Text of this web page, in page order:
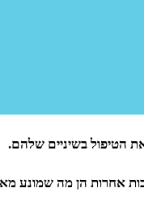
הטיפול בשיניים שלהם.
אחרות הן מה שמונע